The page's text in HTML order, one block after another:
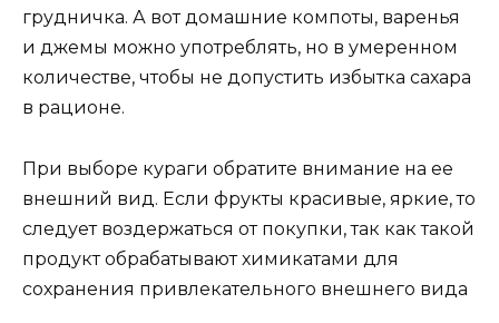
грудничка. А вот домашние компоты, варенья
и джемы можно употреблять, но в умеренном
количестве, чтобы не допустить избытка сахара
в рационе.
При выборе кураги обратите внимание на ее
внешний вид. Если фрукты красивые, яркие, то
следует воздержаться от покупки, так как такой
продукт обрабатывают химикатами для
сохранения привлекательного внешнего вида